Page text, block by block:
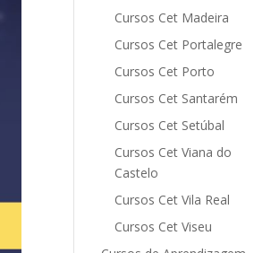
Cursos Cet Madeira
Cursos Cet Portalegre
Cursos Cet Porto
Cursos Cet Santarém
Cursos Cet Setúbal
Cursos Cet Viana do
Castelo
Cursos Cet Vila Real
Cursos Cet Viseu